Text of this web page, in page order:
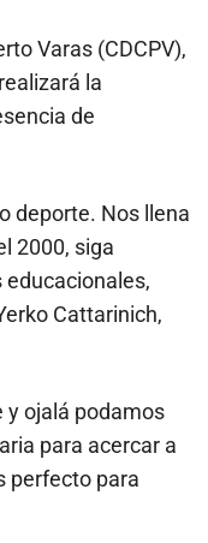
Varas (CDCPV),
la
de
deporte. Nos llena
2000, siga
Cattarinich,
y ojalá podamos
para acercar a
perfecto para